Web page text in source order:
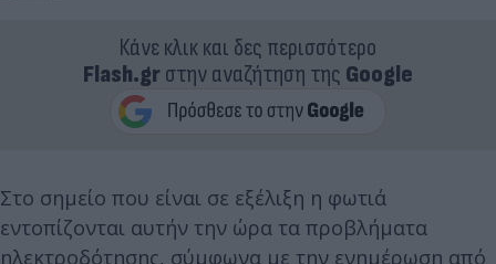
Κάνε κλικ και δες περισσότερο
Flash.grστην αναζήτηση της Google
Στο σημείο που είναι σε εξέλιξη η φωτιά
εντοπίζονται αυτήν την ώρα τα προβλήματα
ηλεκτροδότησης, σύμφωνα με την ενημέρωση από